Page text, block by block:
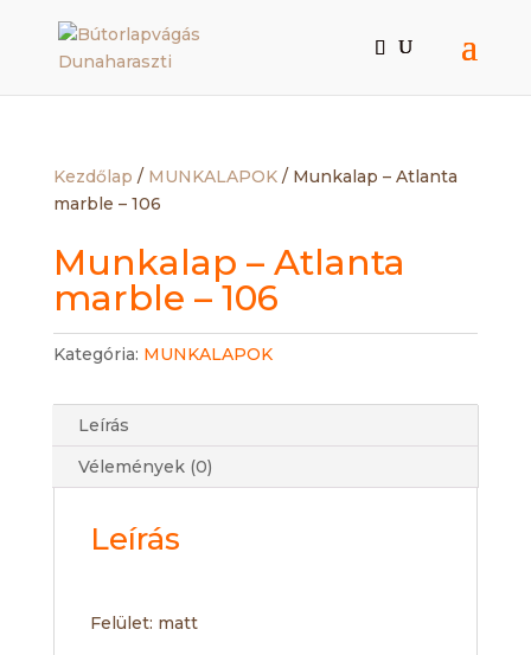
Kezdőlap / MUNKALAPOK/ Munkalap – Atlanta
marble – 106
Munkalap – Atlanta
marble – 106
Kategória: MUNKALAPOK
Leírás
Vélemények (0)
Leírás
Felület: matt